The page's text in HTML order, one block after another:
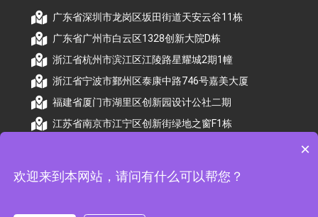
广东省深圳市龙岗区坂田街道天安云谷11栋
广东省广州市白云区1328创新大院D栋
浙江省杭州市滨江区江陵路星耀城2期1幢
浙江省宁波市鄞州区泰康中路746号嘉美大厦
福建省厦门市湖里区创新园设计公社二期
江苏省南京市江宁区创新街绿地之窗F1栋
×
欢迎来到本网站，请问有什么可以帮您？